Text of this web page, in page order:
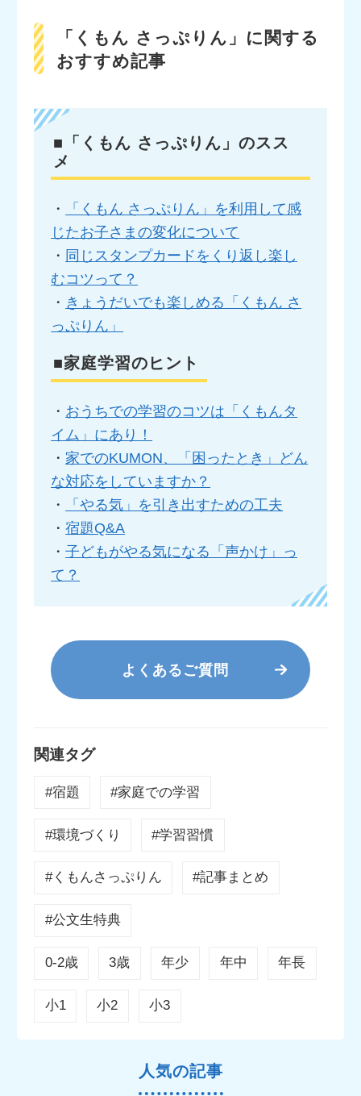
「くもん さっぷりん」に関する
おすすめ記事
■「くもん さっぷりん」のスス
メ
・
「くもん さっぷりん」を利用して感
じたお子さまの変化について
・ 同じスタンプカードをくり返し楽し
むコツって？
・ きょうだいでも楽しめる「くもん さ
っぷりん」
■家庭学習のヒント
・ おうちでの学習のコツは「くもんタ
イム」にあり！
・ 家でのKUMON、「困ったとき」どん
な対応をしていますか？
・
「やる気」を引き出すための工夫
・宿題Q&A
・子どもがやる気になる「声かけ」っ
て？
よくあるご質問
関連タグ
#宿題 #家庭での学習
#環境づくり #学習習慣
#くもんさっぷりん #記事まとめ
#公文生特典
0-2歳 3歳 年少 年中 年長
小1 小2 小3
人気の記事